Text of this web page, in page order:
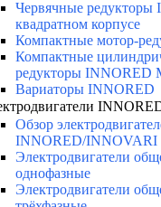
Червячные редукторы
квадратном корпусе
Компактные мотор-
Компактные
редукторы INNORED
Вариаторы INNORED
Обзор
INNORED/INNOVARI
Электродвигатели
однофазные
Электродвигатели